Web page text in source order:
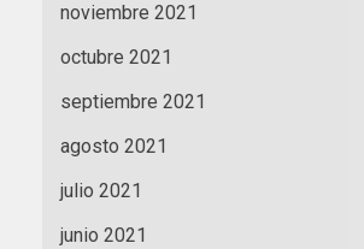
noviembre 2021
octubre 2021
septiembre 2021
agosto 2021
julio 2021
junio 2021